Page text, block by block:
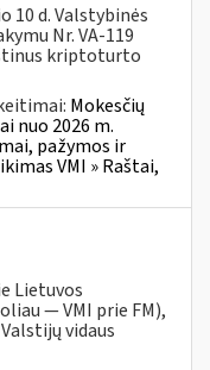
10 d. Valstybinės
Nr. VA-119
kriptoturto
Mokesčių
nuo 2026 m.
pažymos ir
VMI » Raštai,
Lietuvos
— VMI prie FM),
vidaus